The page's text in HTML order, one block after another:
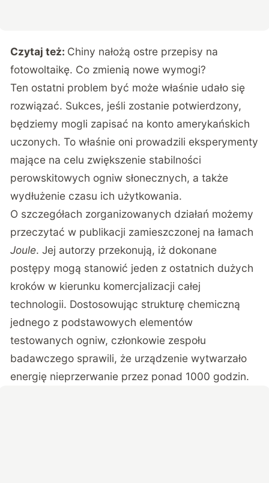
Czytaj też: Chiny nałożą ostre przepisy na
fotowoltaikę. Co zmienią nowe wymogi?
Ten ostatni problem być może właśnie udało się
rozwiązać. Sukces, jeśli zostanie potwierdzony,
będziemy mogli zapisać na konto amerykańskich
uczonych. To właśnie oni prowadzili eksperymenty
mające na celu zwiększenie stabilności
perowskitowych ogniw słonecznych, a także
wydłużenie czasu ich użytkowania.
O szczegółach zorganizowanych działań możemy
przeczytać w publikacji zamieszczonej na łamach
Joule. Jej autorzy przekonują, iż dokonane
postępy mogą stanowić jeden z ostatnich dużych
kroków w kierunku komercjalizacji całej
technologii. Dostosowując strukturę chemiczną
jednego z podstawowych elementów
testowanych ogniw, członkowie zespołu
badawczego sprawili, że urządzenie wytwarzało
energię nieprzerwanie przez ponad 1000 godzin.